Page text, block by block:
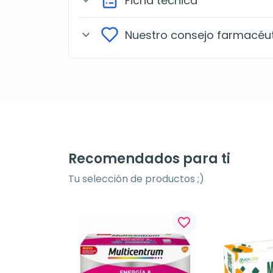
expand_more Nuestro consejo
Recomendados para ti
Tu selección de productos ;)
favorite_border